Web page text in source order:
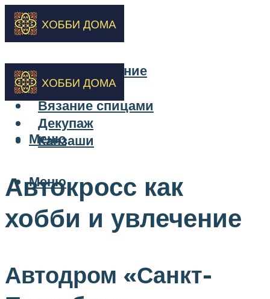
Бисероплетение
Вышивка
Вязание спицами
Декупаж
Канзаши
Меню
Меню
Автокросс как
хобби и увлечение
Автодром «Санкт-